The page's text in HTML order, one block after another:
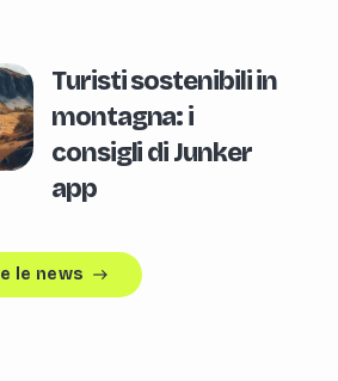
Turisti sostenibili in
montagna: i
consigli di Junker
app
le news east